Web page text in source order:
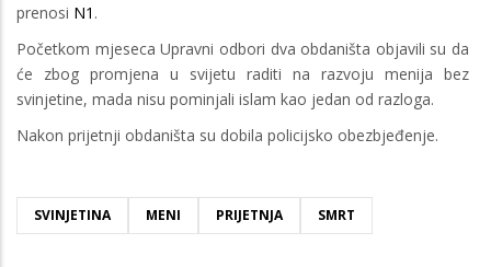
prenosi N1 .
Početkom mjeseca Upravni odbori dva obdaništa objavili su da
će zbog promjena u svijetu raditi na razvoju menija bez
svinjetine, mada nisu pominjali islam kao jedan od razloga.
Nakon prijetnji obdaništa su dobila policijsko obezbjeđenje.
SVINJETINA MENI PRIJETNJA SMRT